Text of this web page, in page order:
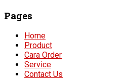
Pages
Home
Product
Cara Order
Service
Contact Us